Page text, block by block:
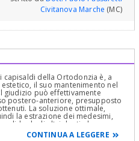
diagnosi di mancanza di
i due superiori, non sarà
Civitanova Marche (MC)
capisaldi della Ortodonzia è, a
il suo mantenimento nel
giudizio può effettivamente
postero-anteriore, presupposto
La soluzione ottimale,
la estrazione dei medesimi,
degli altri denti, da
lunghi.....CONTINUA A LEGGERE